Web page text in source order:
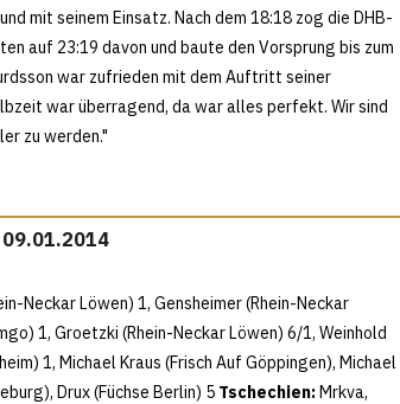
mit seinem Einsatz. Nach dem 18:18 zog die DHB-
auf 23:19 davon und baute den Vorsprung bis zum
war zufrieden mit dem Auftritt seiner
war überragend, da war alles perfekt. Wir sind
zu werden."
Neckar Löwen) 1, Gensheimer (Rhein-Neckar
1, Groetzki (Rhein-Neckar Löwen) 6/1, Weinhold
1, Michael Kraus (Frisch Auf Göppingen), Michael
Drux (Füchse Berlin) 5 Tschechien:Mrkva,